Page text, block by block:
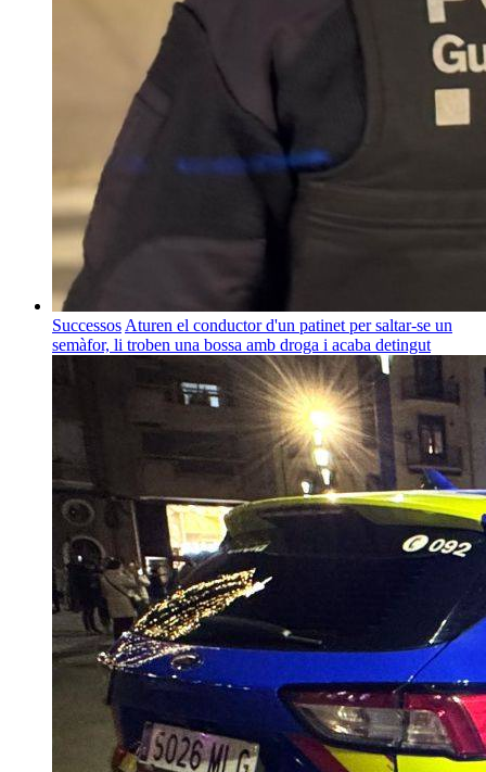
Successos Aturen el conductor d'un patinet per saltar-se un
semàfor, li troben una bossa amb droga i acaba detingut